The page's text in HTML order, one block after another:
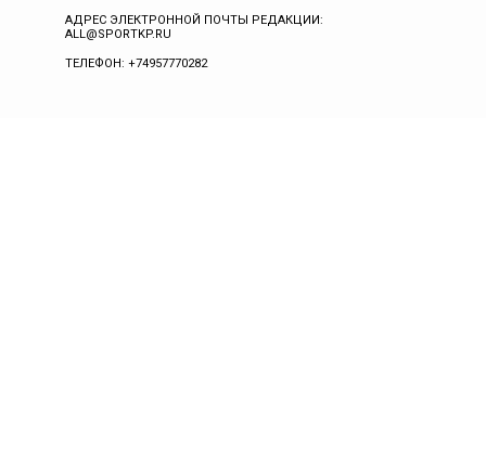
АДРЕС ЭЛЕКТРОННОЙ ПОЧТЫ РЕДАКЦИИ:
ALL@SPORTKP.RU
ТЕЛЕФОН: +74957770282